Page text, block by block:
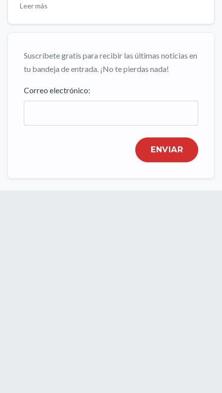
Leer más
Suscríbete gratis para recibir las últimas noticias en
tu bandeja de entrada. ¡No te pierdas nada!
Correo electrónico:
ENVIAR